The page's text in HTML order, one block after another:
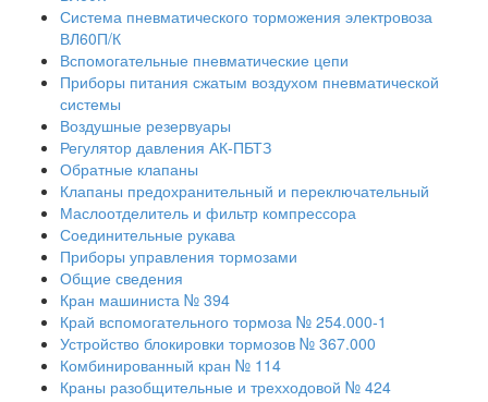
Система пневматического торможения электровоза
ВЛ60П/К
Вспомогательные пневматические цепи
Приборы питания сжатым воздухом пневматической
системы
Воздушные резервуары
Регулятор давления АК-ПБТЗ
Обратные клапаны
Клапаны предохранительный и переключательный
Маслоотделитель и фильтр компрессора
Соединительные рукава
Приборы управления тормозами
Общие сведения
Кран машиниста № 394
Край вспомогательного тормоза № 254.000-1
Устройство блокировки тормозов № 367.000
Комбинированный кран № 114
Краны разобщительные и трехходовой № 424